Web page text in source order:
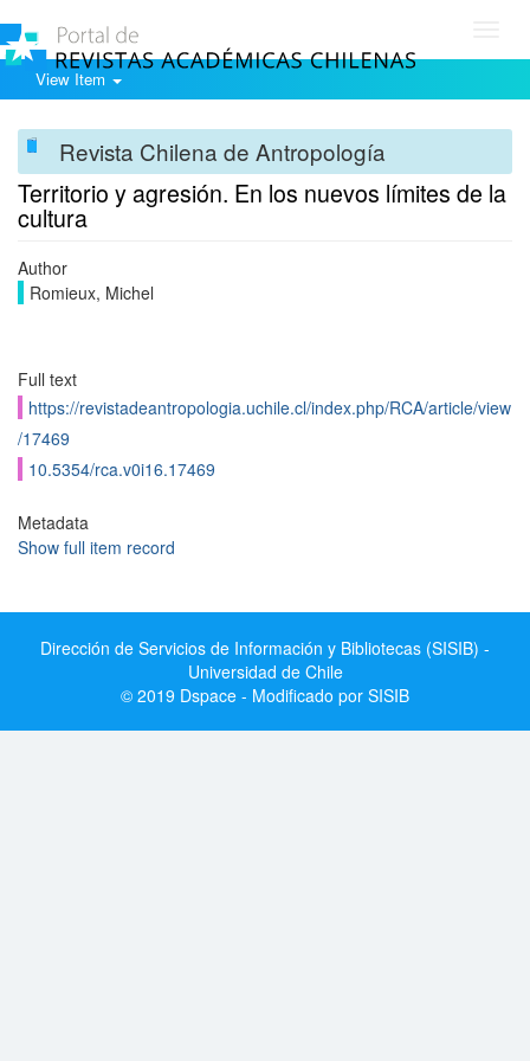
View Item
Revista Chilena de Antropología
Territorio y agresión. En los nuevos límites de la
cultura
Author
Romieux, Michel
Full text
https://revistadeantropologia.uchile.cl/index.php/RCA/article/view
/17469
10.5354/rca.v0i16.17469
Metadata
Show full item record
Dirección de Servicios de Información y Bibliotecas (SISIB) -
Universidad de Chile
© 2019 Dspace - Modificado por SISIB